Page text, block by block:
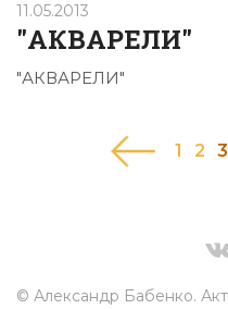
11.05.2013
"АКВАРЕЛИ"
"АКВАРЕЛИ"
1 2 3
© Александр Бабенко.